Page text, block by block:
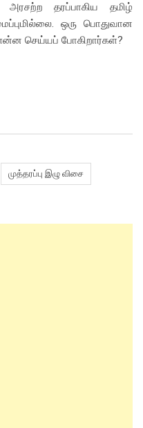
அரசற்ற தரப்பாகிய தமிழ்
ஒரு பொதுவான
செய்யப் போகிறார்கள்?
முத்தரப்பு இழு விசை